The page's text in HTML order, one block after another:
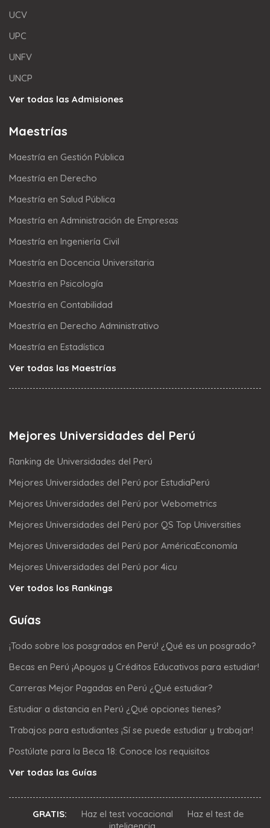
UCV
UPC
UNFV
UNCP
Ver todas las Admisiones
Maestrías
Maestría en Gestión Pública
Maestría en Derecho
Maestría en Salud Pública
Maestría en Administración de Empresas
Maestría en Ingeniería Civil
Maestría en Docencia Universitaria
Maestría en Psicología
Maestría en Contabilidad
Maestría en Derecho Administrativo
Maestría en Estadística
Ver todas las Maestrías
Mejores Universidades del Perú
Ranking de Universidades del Perú
Mejores Universidades del Perú por EstudiaPerú
Mejores Universidades del Perú por Webometrics
Mejores Universidades del Perú por QS Top Universities
Mejores Universidades del Perú por AméricaEconomía
Mejores Universidades del Perú por 4icu
Ver todos los Rankings
Guías
¡Todo sobre los posgrados en Perú! ¿Qué es un posgrado?
Becas en Perú ¡Apoyos y Créditos Educativos para estudiar!
Carreras Mejor Pagadas en Perú ¿Qué estudiar?
Estudiar a distancia en Perú ¿Qué opciones tienes?
Trabajos para estudiantes ¡Sí se puede estudiar y trabajar!
Postúlate para la Beca 18: Conoce los requisitos
Ver todas las Guías
GRATIS: Haz el test vocacional
Haz el test de